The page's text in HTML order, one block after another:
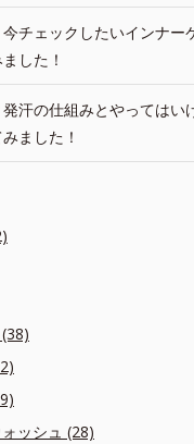
チェックしたいインナー
した！
汗の仕組みとやってはい
ました！
ッシュ (28)